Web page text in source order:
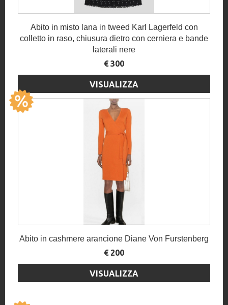
Abito in misto lana in tweed Karl Lagerfeld con
colletto in raso, chiusura dietro con cerniera e bande
laterali nere
€ 300
VISUALIZZA
Abito in cashmere arancione Diane Von Furstenberg
€ 200
VISUALIZZA